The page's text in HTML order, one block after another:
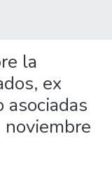
la
ex
asociadas
noviembre